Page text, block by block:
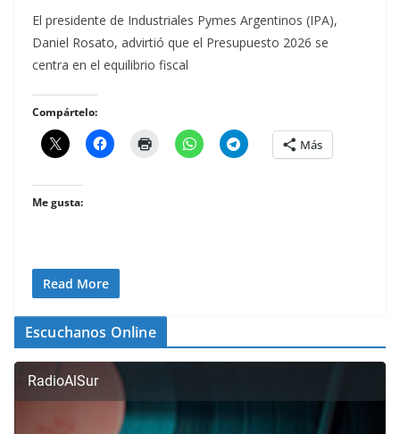
El presidente de Industriales Pymes Argentinos (IPA),
Daniel Rosato, advirtió que el Presupuesto 2026 se
centra en el equilibrio fiscal
Compártelo:
Más
Me gusta:
Read More
Escuchanos Online